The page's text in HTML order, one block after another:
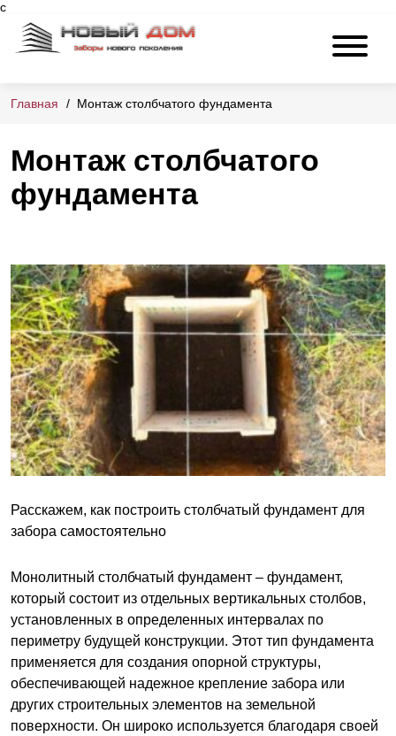
c
Главная Монтаж столбчатого фундамента
Монтаж столбчатого
фундамента
Расскажем, как построить столбчатый фундамент для
забора самостоятельно
Монолитный столбчатый фундамент – фундамент,
который состоит из отдельных вертикальных столбов,
установленных в определенных интервалах по
периметру будущей конструкции. Этот тип фундамента
применяется для создания опорной структуры,
обеспечивающей надежное крепление забора или
других строительных элементов на земельной
поверхности. Он широко используется благодаря своей